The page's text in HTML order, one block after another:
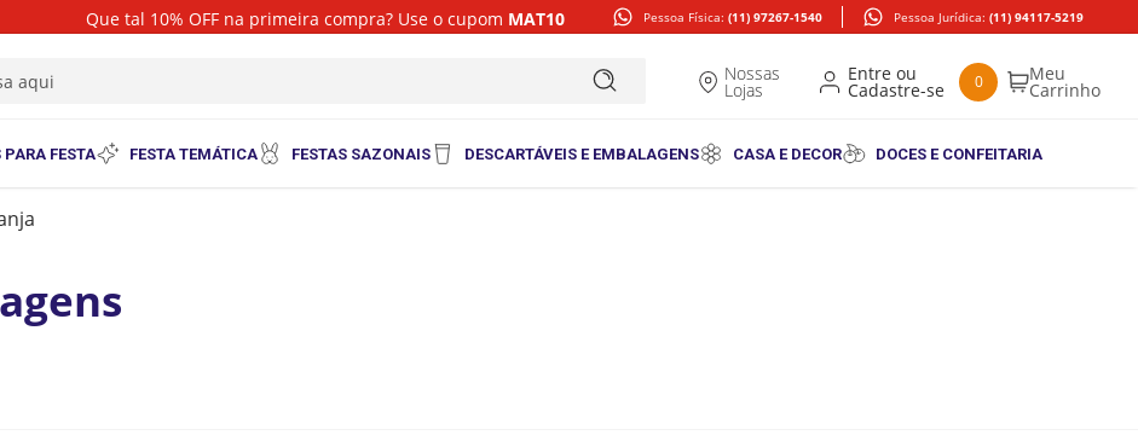
Que tal 10% OFF na primeira compra? Use o cupom MAT10 Pessoa Física: (11) 97267-1540 Pessoa Jurídica: (11) 94117-5219
Nossas
Lojas 0
PARA FESTA FESTA TEMÁTICA FESTAS SAZONAIS DESCARTÁVEIS E EMBALAGENS CASA E DECOR DOCES E CONFEITARIA